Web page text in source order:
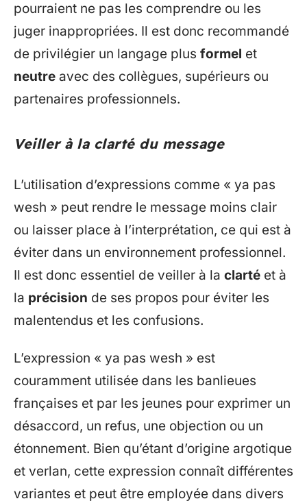
pourraient ne pas les comprendre ou les
juger inappropriées. Il est donc recommandé
de privilégier un langage plus formel et
neutre avec des collègues, supérieurs ou
partenaires professionnels.
Veiller à la clarté du message
L’utilisation d’expressions comme « ya pas
wesh » peut rendre le message moins clair
ou laisser place à l’interprétation, ce qui est à
éviter dans un environnement professionnel.
Il est donc essentiel de veiller à la clarté et à
la précision de ses propos pour éviter les
malentendus et les confusions.
L’expression « ya pas wesh » est
couramment utilisée dans les banlieues
françaises et par les jeunes pour exprimer un
désaccord, un refus, une objection ou un
étonnement. Bien qu’étant d’origine argotique
et verlan, cette expression connaît différentes
variantes et peut être employée dans divers